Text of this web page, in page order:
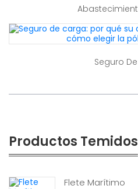
Seguro
Productos Temidos
Flete Marítimo